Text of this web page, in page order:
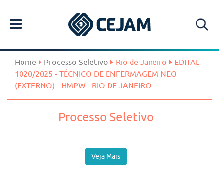
Home Processo Seletivo Rio de Janeiro
EDITAL
1020/2025 - TÉCNICO DE ENFERMAGEM NEO
(EXTERNO) - HMPW - RIO DE JANEIRO
Processo Seletivo
Veja Mais